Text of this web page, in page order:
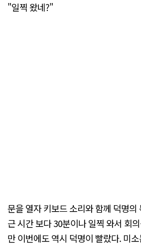
"일찍 왔네?"
문을 열자 키보드 소리와 함께 덕명의
근 시간 보다 30분이나 일찍 와서 회
만 이번에도 역시 덕명이 빨랐다. 미